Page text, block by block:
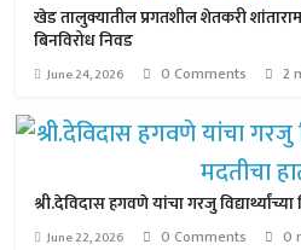
खेड तालुक्यातील प्रगतशील शेतकरी
बिनविरोध निवड
June 24, 2026 0 Comments 2
श्री.देविदास हगवणे यांचा गरजु
June 22, 2026 0 Comments 0